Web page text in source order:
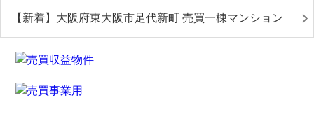
【新着】大阪府東大阪市足代新町 売買一棟マンション